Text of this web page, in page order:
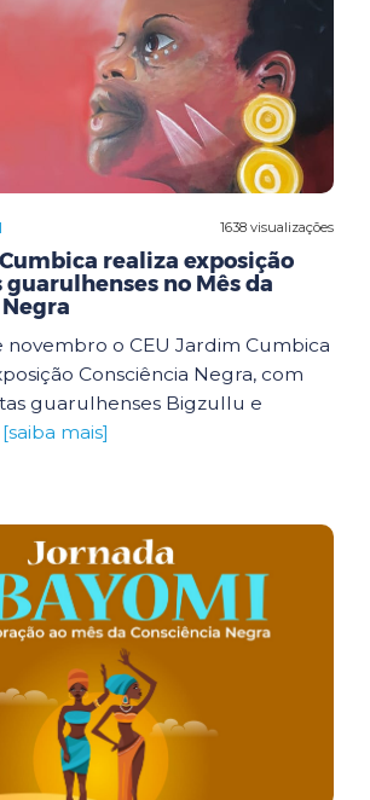
1638 visualizações
realiza exposição
no Mês da
novembro o CEU Jardim Cumbica
Consciência Negra, com
guarulhenses Bigzullu e
[saiba mais]